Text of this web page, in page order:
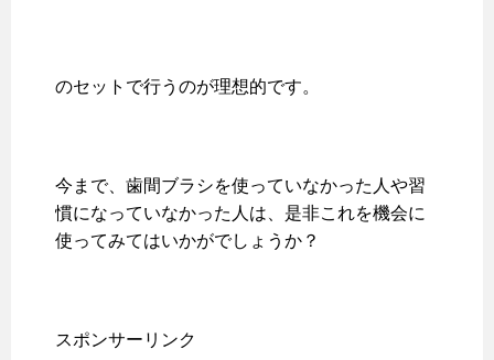
のセットで行うのが理想的です。
今まで、歯間ブラシを使っていなかった人や習
慣になっていなかった人は、是非これを機会に
使ってみてはいかがでしょうか？
スポンサーリンク